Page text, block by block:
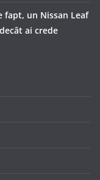
fapt, un Nissan Leaf
ai crede